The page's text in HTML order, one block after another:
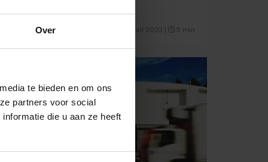
Over
te bieden en om ons
partners voor social
die u aan ze heeft
4 april 2023 5 min
Restaurants